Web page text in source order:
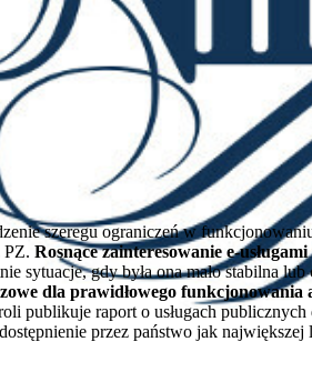
szeregu ograniczeń w
PZ. Rosnące zainteresowanie e-
sytuacje, gdy była ona mało stabilna lub
dla prawidłowego
publikuje raport o usługach
przez państwo jak